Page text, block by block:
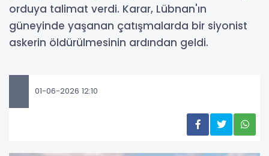
orduya talimat verdi. Karar, Lübnan'ın
güneyinde yaşanan çatışmalarda bir siyonist
askerin öldürülmesinin ardından geldi.
01-06-2026 12:10